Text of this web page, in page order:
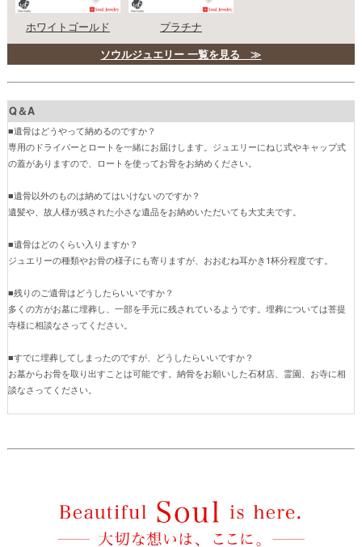
ホワイトゴールド プラチナ
ソウルジュエリー 一覧を見る ≫
Q＆A
■遺骨はどうやって納めるのですか？
専用のドライバーとロートを一緒にお届けします。ジュエリーにねじ式やキャップ式
の蓋がありますので、ロートを使ってお骨をお納めください。
■遺骨以外のものは納めてはいけないのですか？
遺髪や、故人様が残された小さな遺品をお納めいただいても大丈夫です。
■遺骨はどのくらい入りますか？
ジュエリーの種類やお骨の様子にも寄りますが、おおむね耳かき1杯分程度です。
■残りのご遺骨はどうしたらいいですか？
多くの方がお墓に埋葬し、一部を手元に残されているようです。埋葬については菩提
寺様に相談なさってください。
■すでに埋葬してしまったのですが、どうしたらいいですか？
お墓からお骨を取り出すことは可能です。納骨をお願いした石材店、霊園、お寺に相
談なさってください。